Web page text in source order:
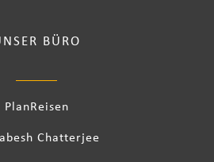
BÜRO
PlanReisen
Chatterjee